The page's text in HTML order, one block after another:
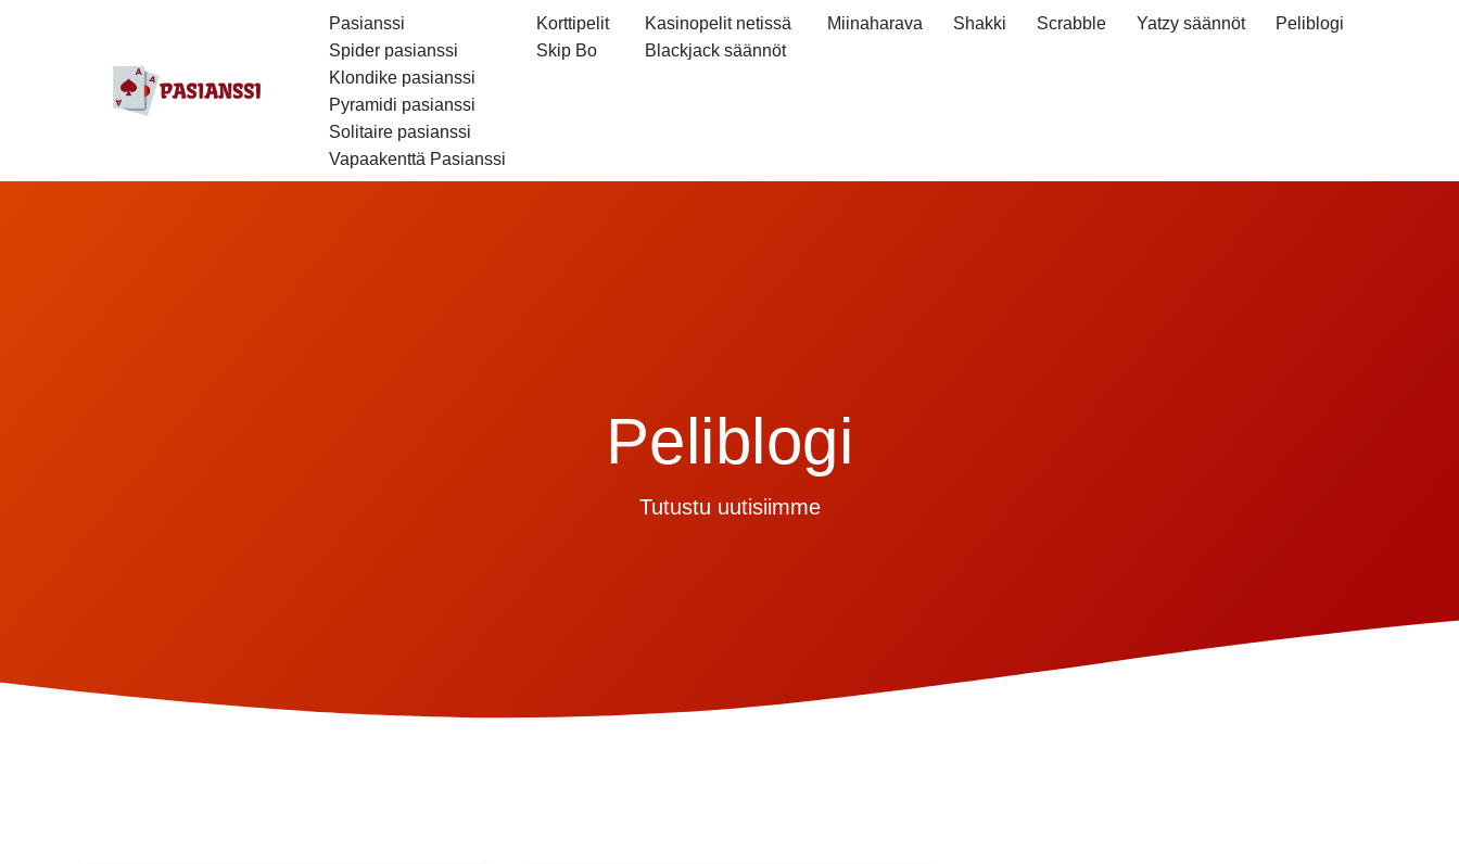
Pasianssi
Spider pasianssi
Klondike pasianssi
Pyramidi pasianssi
Solitaire pasianssi
Vapaakenttä Pasianssi
Korttipelit
Skip Bo
Kasinopelit netissä
Blackjack säännöt
Miinaharava Shakki Scrabble Yatzy säännöt Peliblogi
Peliblogi
Tutustu uutisiimme